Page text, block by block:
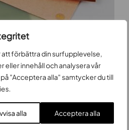
förbättra din surfupplevelse,
eller innehåll och analysera vår
"Acceptera alla" samtycker du till
alla Acceptera alla